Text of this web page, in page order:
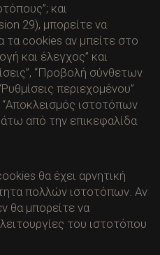
και
29), μπορείτε να
τα cookies αν μπείτε στο
και έλεγχος” και
“Προβολή σύνθετων
περιεχομένου”
“Αποκλεισμός ιστοτόπων
από την επικεφαλίδα
θα έχει αρνητική
πολλών ιστοτόπων. Αν
θα μπορείτε να
του ιστοτόπου